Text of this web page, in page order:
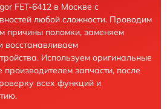
FET-6412 в Москве с
любой сложности. Проводим
причины поломки, заменяем
восстанавливаем
Используем оригинальные
запчасти, после
всех функций и